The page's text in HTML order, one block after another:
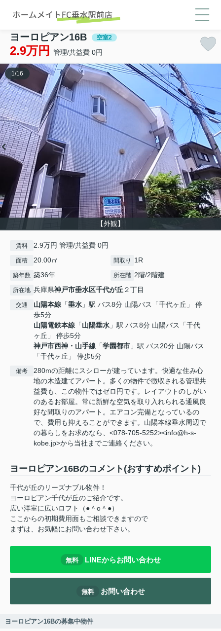
ヨーロピアン16B 空室2
2.9万円 管理/共益費 0円
【外観】
1/16
賃料 2.9万円 管理/共益費 0円
面積 20.00㎡ 間取り 1R
築年数 築36年 所在階 2階/2階建
所在地 兵庫県神戸市垂水区千代が丘２丁目
交通 山陽本線 「垂水 」駅 バス8分 山陽バス「千代ヶ丘」 停
歩5分
山陽電鉄本線 「山陽垂水 」駅 バス8分 山陽バス「千代
ヶ丘」 停歩5分
神戸市西神・山手線 「学園都市 」駅 バス20分 山陽バス
「千代ヶ丘」 停歩5分
備考
280mの距離にスシローが建っています。快適な住み心
地の木造建てアパート。多くの物件で徴収される管理共
益費も、この物件ではゼロ円です。レイアウトのしがい
のあるお部屋。常に新鮮な空気を取り入れられる通風良
好な間取りのアパート。エアコン完備となっているの
で、費用も抑えることができます。山陽本線垂水周辺で
の暮らしをお求めなら、<078-705-5252><info@h-s-
kobe.jp>から当社までご連絡ください。
ヨーロピアン16Bのコメント(おすすめポイント)
千代が丘のリーズナブル物件！
ヨーロピアン千代が丘のご紹介です。
広い洋室に広いロフト（●＾o＾●）
ここからの初期費用面もご相談できますので
まずは、お気軽にお問い合わせ下さい。
無料 LINEからお問い合わせ
無料 お問い合わせ
ヨーロピアン16Bの募集中物件